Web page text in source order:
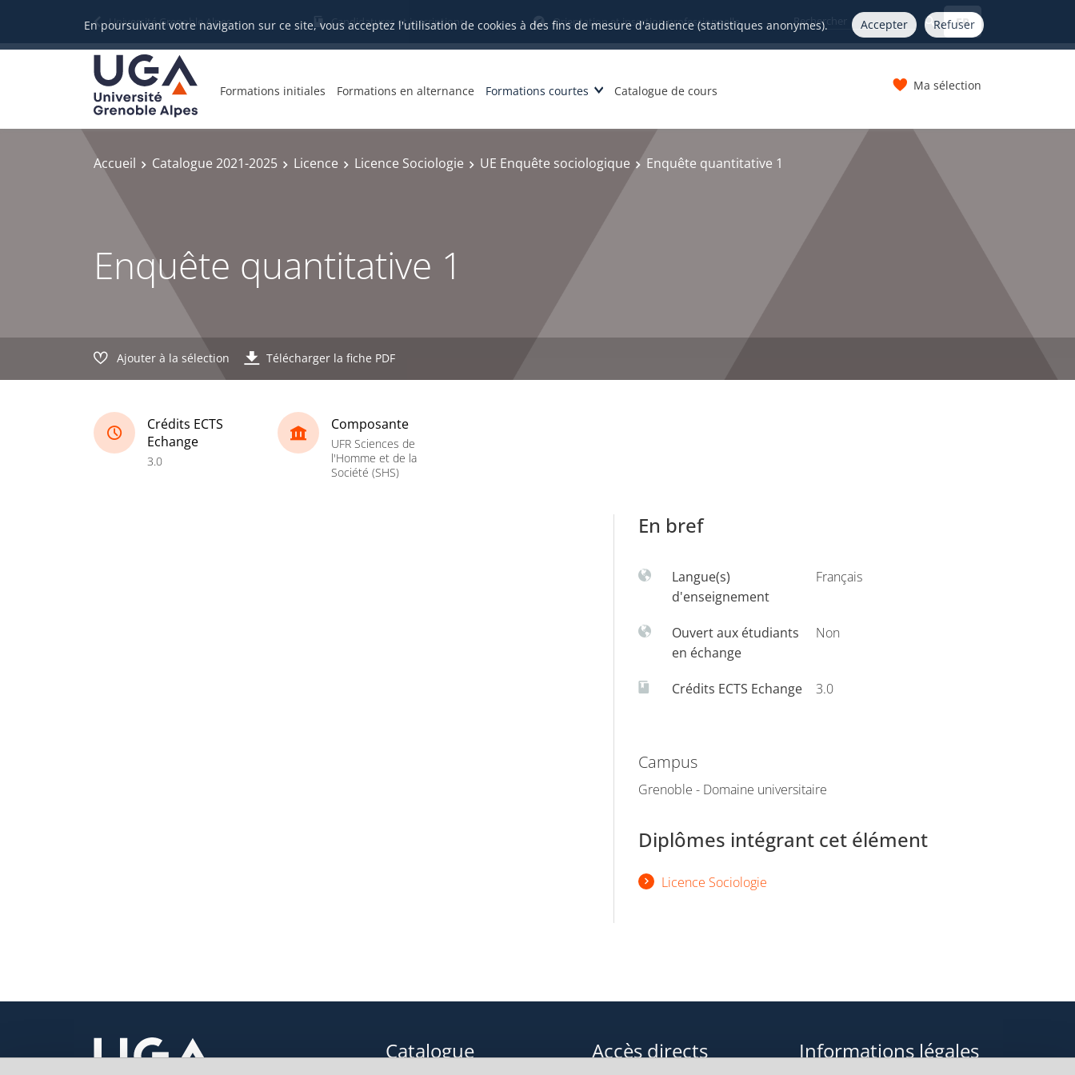
En poursuivant votre navigation sur ce site, vous acceptez l'utilisation de cookies à des fins de mesure d'audience (statistiques anonymes). Accepter Refuser
Université Grenoble Alpes Candidatures et inscriptions Orientation et insertion professionnelle FR
Formations initiales Formations en alternance Formations courtes Catalogue de cours Ma sélection
Accueil Catalogue 2021-2025 Licence Licence Sociologie UE Enquête sociologique Enquête quantitative 1
Enquête quantitative 1
Ajouter à la sélection Télécharger la fiche PDF
Crédits ECTS
Echange
3.0
Composante
UFR Sciences de
l'Homme et de la
Société (SHS)
En bref
Langue(s)
d'enseignement
Français
Ouvert aux étudiants
en échange
Non
Crédits ECTS Echange 3.0
Campus
Grenoble - Domaine universitaire
Diplômes intégrant cet élément
Licence Sociologie
Catalogue Accès directs Informations légales